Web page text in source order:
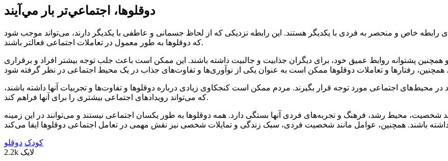
دوقلوها، اجتماعي‌تر بار مي‌آيند
رابطه خاص و منحصر به فردی با یکدیگر هستند. این رابطه نزدیکی که از لحاظ جسمانی و عاطفی با یکدیگر دارند، می‌تواند موجب شود
که دوقلوها به طور معمول در تعاملات اجتماعی فعالتر باشند.
پشتوانه روابط عمیق خود، برای دیگران جذابیت و جالبیت داشته باشند. این ممکن است باعث جلب توجه بیشتر افراد و برقراری
محیط‌های اجتماعی مورد توجه قرار بگیرند. مردم ممکن است کنجکاوی زیادی درباره دوقلوها و تفاوت‌ها و تجربیات آنها داشته باشند،
که می‌تواند رویدادهای اجتماعی بیشتری را برای آنها فراهم کند.
شخصیت، محیط رشد، فرهنگ و تجربه‌های فردی آنها بستگی دارد. همه دوقلوها به طور یکسان اجتماعی نیستند و می‌توانند در این زمینه
کودک دوقلو
2.2k لایک